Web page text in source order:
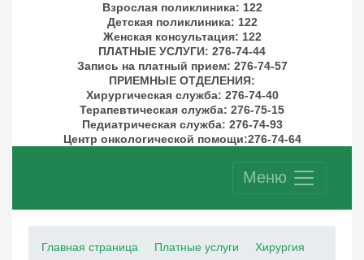
Взрослая поликлиника: 122
Детская поликлиника: 122
Женская консультация: 122
ПЛАТНЫЕ УСЛУГИ: 276-74-44
Запись на платный прием: 276-74-57
ПРИЕМНЫЕ ОТДЕЛЕНИЯ:
Хирургическая служба: 276-74-40
Терапевтическая служба: 276-75-15
Педиатрическая служба: 276-74-93
Центр онкологической помощи:276-74-64
Меню
Главная страница Платные услуги
Хирургия